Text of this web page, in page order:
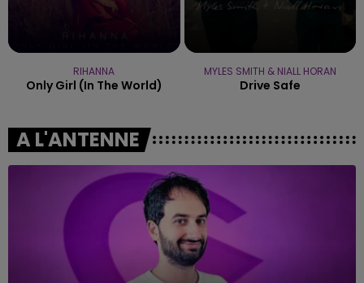
RIHANNA
Only Girl (in The World)
MYLES SMITH & NIALL HORAN
Drive Safe
A L'ANTENNE